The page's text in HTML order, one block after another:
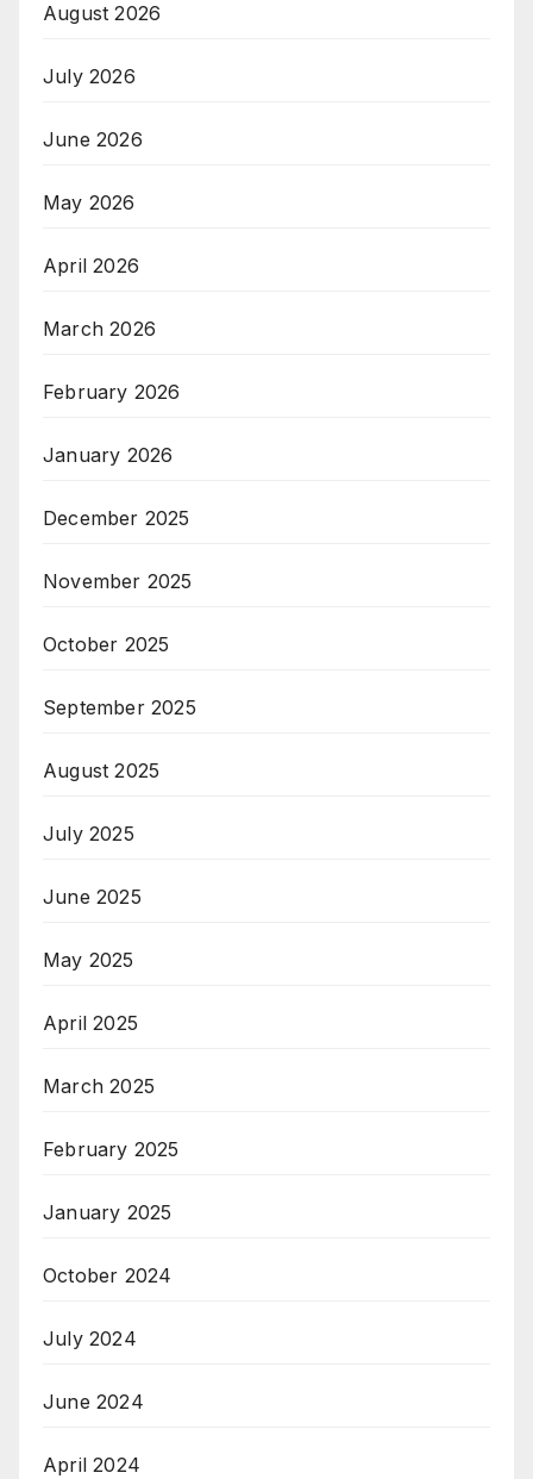
August 2026
July 2026
June 2026
May 2026
April 2026
March 2026
February 2026
January 2026
December 2025
November 2025
October 2025
September 2025
August 2025
July 2025
June 2025
May 2025
April 2025
March 2025
February 2025
January 2025
October 2024
July 2024
June 2024
April 2024